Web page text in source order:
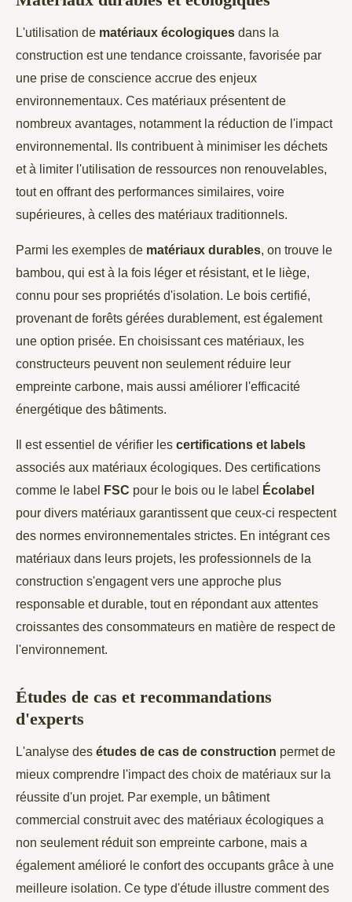
L'utilisation de matériaux écologiques dans la
construction est une tendance croissante, favorisée par
une prise de conscience accrue des enjeux
environnementaux. Ces matériaux présentent de
nombreux avantages, notamment la réduction de l'impact
environnemental. Ils contribuent à minimiser les déchets
et à limiter l'utilisation de ressources non renouvelables,
tout en offrant des performances similaires, voire
supérieures, à celles des matériaux traditionnels.
Parmi les exemples de matériaux durables, on trouve le
bambou, qui est à la fois léger et résistant, et le liège,
connu pour ses propriétés d'isolation. Le bois certifié,
provenant de forêts gérées durablement, est également
une option prisée. En choisissant ces matériaux, les
constructeurs peuvent non seulement réduire leur
empreinte carbone, mais aussi améliorer l'efficacité
énergétique des bâtiments.
Il est essentiel de vérifier les certifications et labels
associés aux matériaux écologiques. Des certifications
comme le label FSC pour le bois ou le label Écolabel
pour divers matériaux garantissent que ceux-ci respectent
des normes environnementales strictes. En intégrant ces
matériaux dans leurs projets, les professionnels de la
construction s'engagent vers une approche plus
responsable et durable, tout en répondant aux attentes
croissantes des consommateurs en matière de respect de
l'environnement.
Études de cas et recommandations
d'experts
L'analyse des études de cas de construction permet de
mieux comprendre l'impact des choix de matériaux sur la
réussite d'un projet. Par exemple, un bâtiment
commercial construit avec des matériaux écologiques a
non seulement réduit son empreinte carbone, mais a
également amélioré le confort des occupants grâce à une
meilleure isolation. Ce type d'étude illustre comment des